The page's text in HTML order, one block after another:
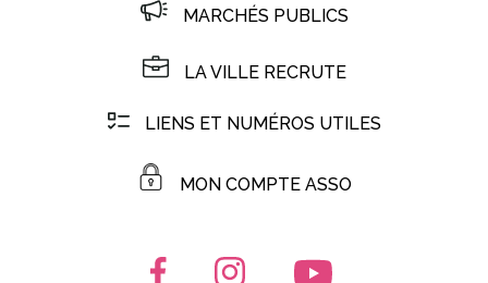
MARCHÉS PUBLICS
LA VILLE RECRUTE
LIENS ET NUMÉROS UTILES
MON COMPTE ASSO
Lien vers le compte Facebook
Lien vers le compte
Lien vers la chaîne